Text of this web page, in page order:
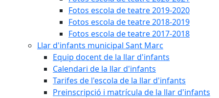
Fotos escola de teatre 2019-2020
Fotos escola de teatre 2018-2019
Fotos escola de teatre 2017-2018
Llar d'infants municipal Sant Marc
Equip docent de la llar d'infants
Calendari de la llar d'infants
Tarifes de l'escola de la llar d'infants
Preinscripció i matrícula de la llar d'infants